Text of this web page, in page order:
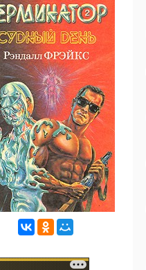
25:12
32:08
20:56
40:09
23:13
20:51
36:09